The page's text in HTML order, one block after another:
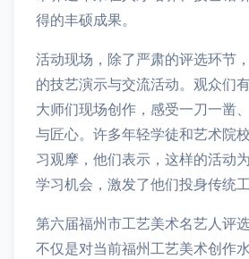
得的丰硕成果。
活动现场，除了严肃的评选环节
的技艺演示与交流活动。观众们
大师们现场创作，感受一刀一凿
与匠心。许多年轻学徒和艺术院
习观摩，他们表示，这样的活动
学习机会，激发了他们投身传统
第六届福州市工艺美术名艺人评
不仅是对当前福州工艺美术创作